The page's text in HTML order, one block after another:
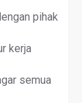
pihak
kerja
semua